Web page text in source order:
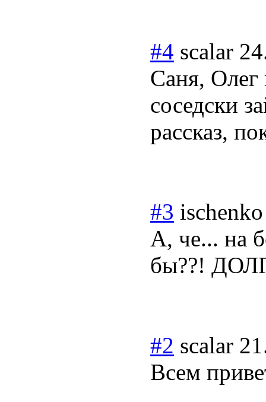
#4 scalar
Саня,
соседски
рассказ,
#3 ischenko
А, че... на
бы??!
#2 scalar
Всем